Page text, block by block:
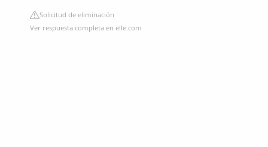
Solicitud de eliminación
Ver respuesta completa en elle.com